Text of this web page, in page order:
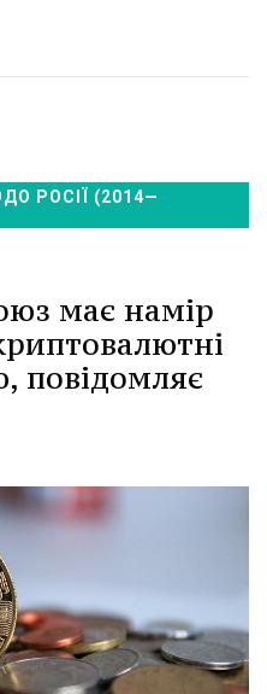
РОСІЇ (2014—
має намір
повідомляє